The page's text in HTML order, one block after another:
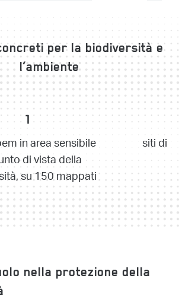
per la biodiversità e
l’ambiente
in area sensibile
di vista della
su 150 mappati
siti di
nella protezione della